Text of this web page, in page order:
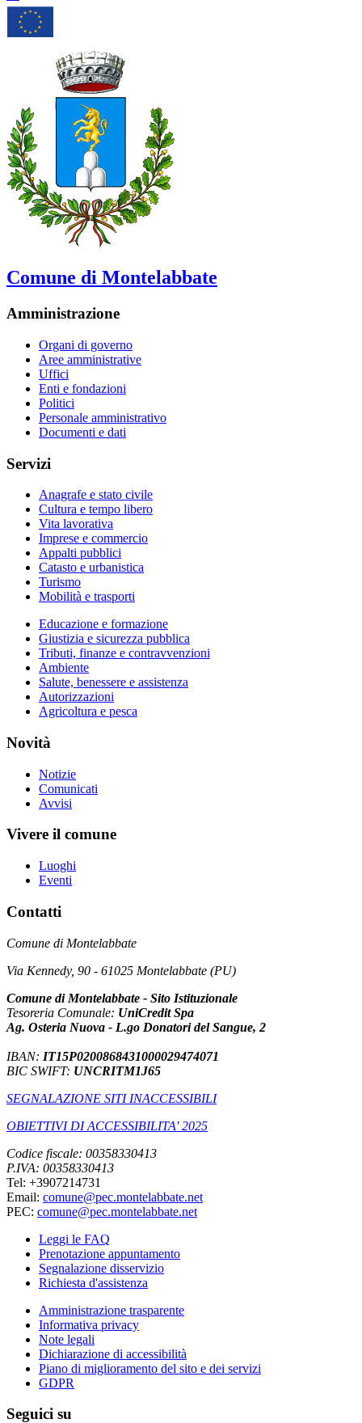
Comune di Montelabbate
Amministrazione
Organi di governo
Aree amministrative
Uffici
Enti e fondazioni
Politici
Personale amministrativo
Documenti e dati
Servizi
Anagrafe e stato civile
Cultura e tempo libero
Vita lavorativa
Imprese e commercio
Appalti pubblici
Catasto e urbanistica
Turismo
Mobilità e trasporti
Educazione e formazione
Giustizia e sicurezza pubblica
Tributi, finanze e contravvenzioni
Ambiente
Salute, benessere e assistenza
Autorizzazioni
Agricoltura e pesca
Novità
Notizie
Comunicati
Avvisi
Vivere il comune
Luoghi
Eventi
Contatti
Comune di Montelabbate
Via Kennedy, 90 - 61025 Montelabbate (PU)
Comune di Montelabbate - Sito Istituzionale
Tesoreria Comunale: UniCredit Spa
Ag. Osteria Nuova - L.go Donatori del Sangue, 2
IBAN: IT15P0200868431000029474071
BIC SWIFT: UNCRITM1J65
SEGNALAZIONE SITI INACCESSIBILI
OBIETTIVI DI ACCESSIBILITA' 2025
Codice fiscale: 00358330413
P.IVA: 00358330413
Tel: +3907214731
Email: comune@pec.montelabbate.net
PEC: comune@pec.montelabbate.net
Leggi le FAQ
Prenotazione appuntamento
Segnalazione disservizio
Richiesta d'assistenza
Amministrazione trasparente
Informativa privacy
Note legali
Dichiarazione di accessibilità
Piano di miglioramento del sito e dei servizi
GDPR
Seguici su